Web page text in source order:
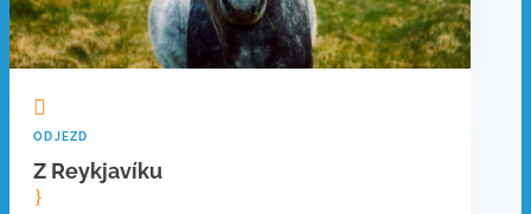

ODJEZD
Z Reykjavíku
}